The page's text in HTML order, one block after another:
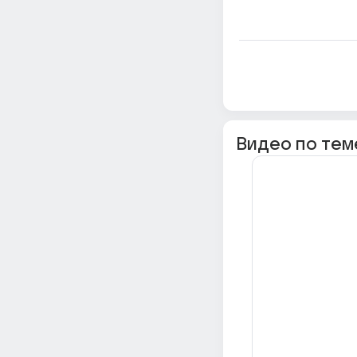
Видео по